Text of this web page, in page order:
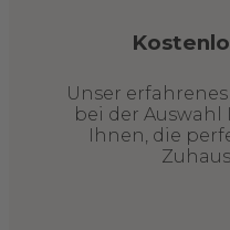
Unser
bei der
Ihnen, die